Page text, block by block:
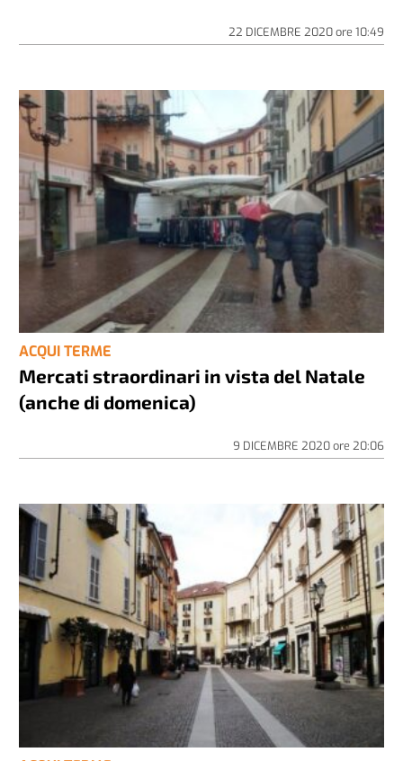
22 DICEMBRE 2020ore 10:49
ACQUI TERME
Mercati straordinari in vista del Natale
(anche di domenica)
9 DICEMBRE 2020ore 20:06